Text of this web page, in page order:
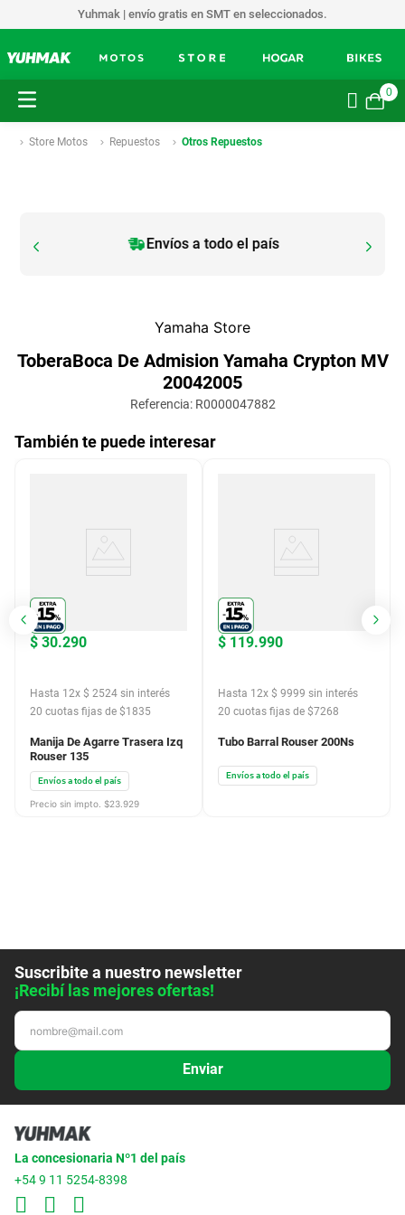
Yuhmak | envío gratis en SMT en seleccionados.
0
Store Motos Repuestos Otros Repuestos
Envíos a todo el país
Yamaha Store
ToberaBoca De Admision Yamaha Crypton MV
20042005
Referencia: R0000047882
También te puede interesar
$ 30.290
Hasta 12x $ 2524 sin interés
20 cuotas fijas de $1835
Manija De Agarre Trasera Izq
Rouser 135
Envíos a todo el país
Precio sin impto. $23.929
$ 119.990
Hasta 12x $ 9999 sin interés
20 cuotas fijas de $7268
Tubo Barral Rouser 200Ns
Envíos a todo el país
Suscribite a nuestro newsletter
¡Recibí las mejores ofertas!
Enviar
La concesionaria Nº1 del país
+54 9 11 5254-8398